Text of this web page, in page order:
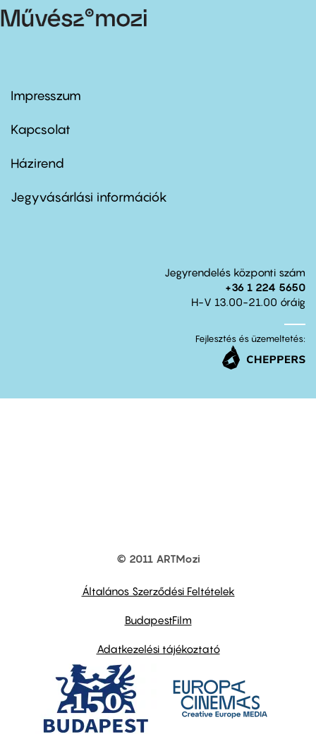
Footer
first
Impresszum
Kapcsolat
Footer
second
Házirend
Jegyvásárlási információk
Jegyrendelés központi szám
+36 1 224 5650
H-V 13.00-21.00 óráig
Fejlesztés és üzemeltetés:
© 2011 ARTMozi
Általános Szerződési Feltételek
BudapestFilm
Adatkezelési tájékoztató